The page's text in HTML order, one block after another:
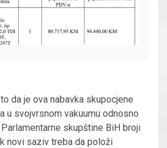
da je ova nabavka skupocjene
u svojvrsnom vakuumu odnosno
skupštine BiH broji
novi saziv treba da položi